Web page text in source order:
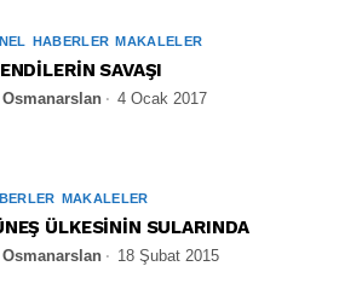
HABERLER MAKALELER
SAVAŞI
Osmanarslan 4 Ocak 2017
MAKALELER
ÜLKESİNİN SULARINDA
Osmanarslan 18 Şubat 2015